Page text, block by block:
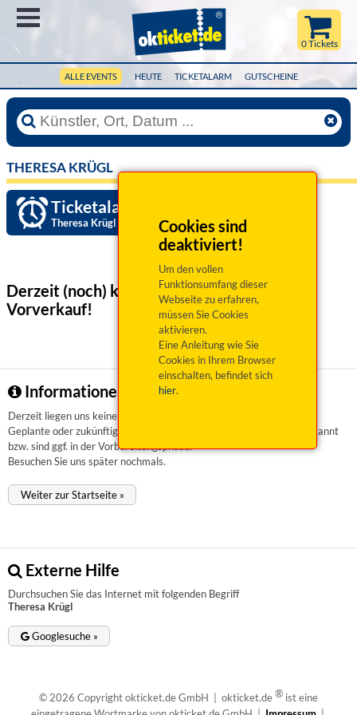
ALLE EVENTS HEUTE TICKETALARM GUTSCHEINE
0 Tickets
Cookies sind
deaktiviert!
Um den vollen
Funktionsumfang dieser
Webseite zu erfahren,
müssen Sie Cookies
aktivieren.
Eine Anleitung wie Sie
Cookies in Ihrem Browser
einschalten, befindet sich
hier.
THERESA KRÜGL
Ticketalarm einrichten »
Theresa Krügl
Derzeit (noch) keine Veranstaltungen
Vorverkauf!
Informationen zu Theresa Krügl
Derzeit liegen uns keinerlei Informationen vor.
Geplante oder zukünftige Veranstaltungen sind uns aktuell nicht bekannt
bzw. sind ggf. in der Vorbereitungsphase.
Besuchen Sie uns später nochmals.
Weiter zur Startseite »
Externe Hilfe
Durchsuchen Sie das Internet mit folgenden Begriff
Theresa Krügl
Googlesuche »
© 2026 Copyright okticket.de GmbH | okticket.de® ist eine